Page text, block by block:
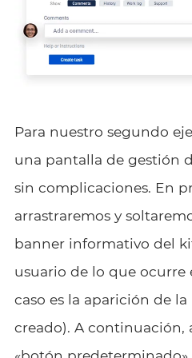
Para nuestro segundo
una pantalla de gestión
sin complicaciones. En
arrastraremos y
banner informativo del
usuario de lo que ocurre
caso es la aparición de
creado). A continuación,